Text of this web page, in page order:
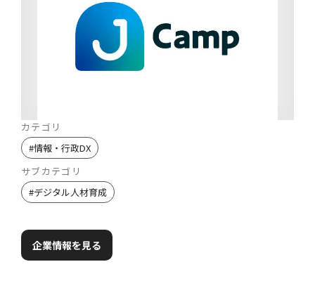
カテゴリ
#情報・行政DX
サブカテゴリ
#デジタル人材育成
企業情報を見る